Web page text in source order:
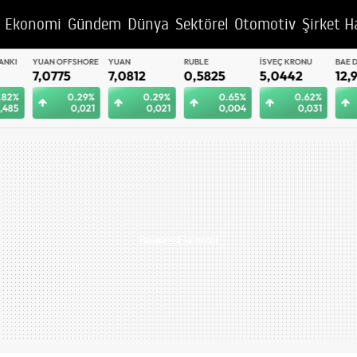
Ekonomi Gündem Dünya Sektörel Otomotiv Şirket
YUAN OFFSHORE
7,0775
0.29%
0,021
YUAN
7,0812
0.29%
0,021
0,5825
0.65%
0,004
İSVEÇ KRONU
5,0442
0.62%
0,031
BAE DIRHEMI
12,9992